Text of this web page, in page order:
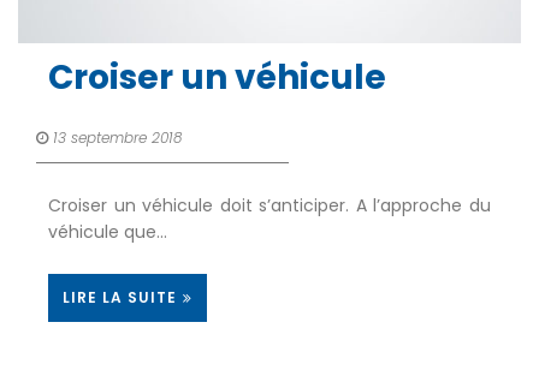
Croiser un véhicule
13 septembre 2018
Croiser un véhicule doit s’anticiper. A l’approche du
véhicule que…
LIRE LA SUITE